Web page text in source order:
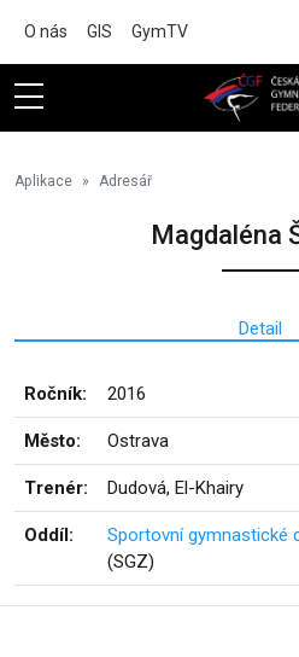
O nás GIS GymTV
Aplikace Adresář
Magdaléna
Detail
Ročník: 2016
Město: Ostrava
Trenér: Dudová, El-Khairy
Oddíl:
Sportovní gymnastické
(SGZ)